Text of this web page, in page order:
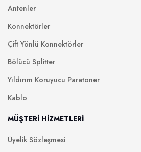
Antenler
Konnektörler
Çift Yönlü Konnektörler
Bölücü Splitter
Yıldırım Koruyucu Paratoner
Kablo
MÜŞTERİ HİZMETLERİ
Üyelik Sözleşmesi